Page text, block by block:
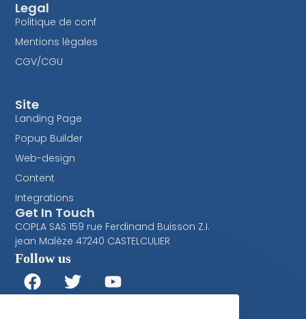
Site
Landing Page
Popup Builder
Web-design
Content
Integrations
Legal
Politique de conf
Mentions légales
CGV/CGU
Get In Touch
COPLA SAS 159 rue Ferdinand Buisson Z.I.
jean Malèze 47240 CASTELCULIER
Follow us